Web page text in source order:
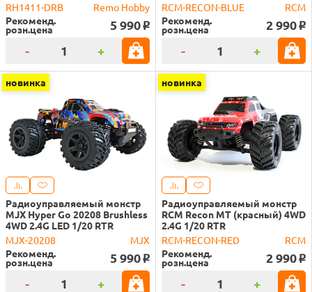
RH1411-DRB
Remo Hobby
Рекоменд.
розн.цена 5 990 o
- +
RCM-RECON-BLUE
RCM
Рекоменд.
розн.цена 2 990 o
- +
новинка
Радиоуправляемый монстр
MJX Hyper Go 20208 Brushless
4WD 2.4G LED 1/20 RTR
MJX-20208
MJX
Рекоменд.
розн.цена 5 990 o
- +
новинка
Радиоуправляемый монстр
RCM Recon MT (красный) 4WD
2.4G 1/20 RTR
RCM-RECON-RED
RCM
Рекоменд.
розн.цена 2 990 o
- +